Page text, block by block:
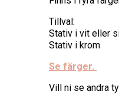
Tillval:
Stativ i vit eller
Stativ i krom
Se färger.
Vill ni se andra